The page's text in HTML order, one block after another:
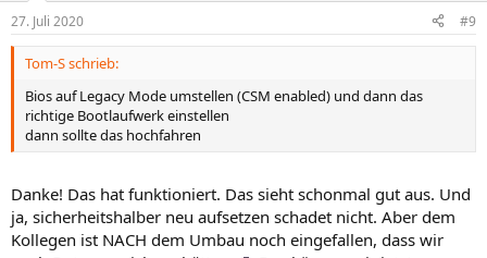
27. Juli 2020 #9
Tom-S schrieb:
Bios auf Legacy Mode umstellen (CSM enabled) und dann das
richtige Bootlaufwerk einstellen
dann sollte das hochfahren
Danke! Das hat funktioniert. Das sieht schonmal gut aus. Und
ja, sicherheitshalber neu aufsetzen schadet nicht. Aber dem
Kollegen ist NACH dem Umbau noch eingefallen, dass wir